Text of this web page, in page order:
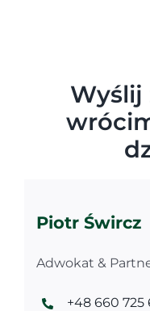
Wyślij
Piotr Śwircz
Adwokat &
+48 660 725